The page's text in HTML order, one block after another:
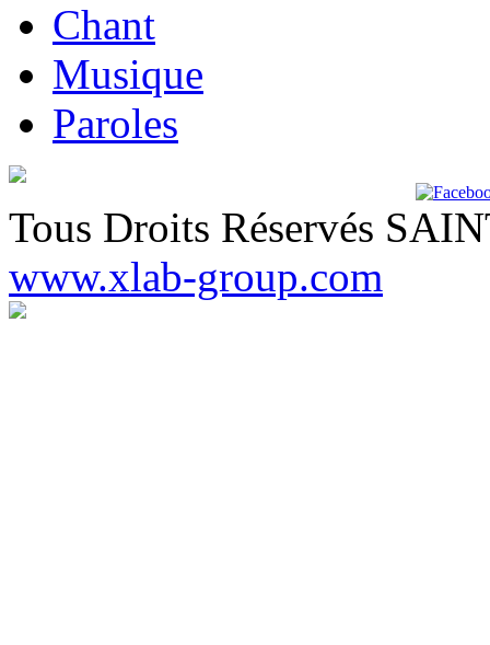
Chant
Musique
Paroles
Tous Droits Réservés
www.xlab-group.com